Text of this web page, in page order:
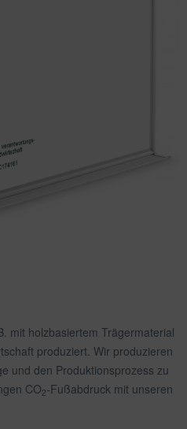
mit holzbasiertem Trägermaterial
produziert. Wir produzieren
und den Produktionsprozess zu
CO2-Fußabdruck mit unseren